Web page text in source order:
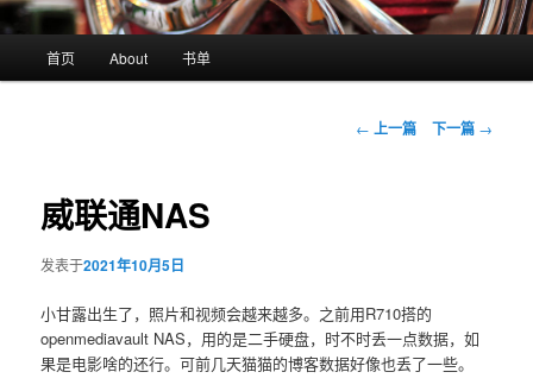
首页 About 书单
文
← 上一篇 下一篇 →
威联通NAS
发表于2021年10月5日
小甘露出生了，照片和视频会越来越多。之前用R710搭的
openmediavault NAS，用的是二手硬盘，时不时丢一点数据，如
果是电影啥的还行。可前几天猫猫的博客数据好像也丢了一些。